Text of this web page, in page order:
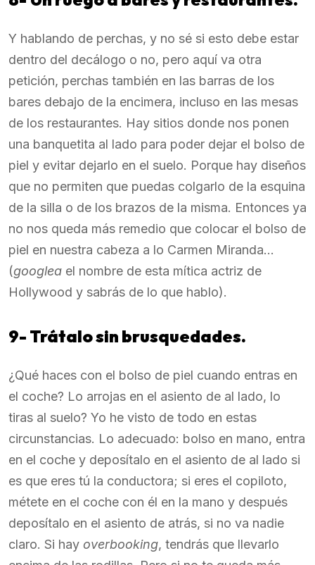
Y hablando de perchas, y no sé si esto debe estar
dentro del decálogo o no, pero aquí va otra
petición, perchas también en las barras de los
bares debajo de la encimera, incluso en las mesas
de los restaurantes. Hay sitios donde nos ponen
una banquetita al lado para poder dejar el bolso de
piel y evitar dejarlo en el suelo. Porque hay diseños
que no permiten que puedas colgarlo de la esquina
de la silla o de los brazos de la misma. Entonces ya
no nos queda más remedio que colocar el bolso de
piel en nuestra cabeza a lo Carmen Miranda…
(googlea el nombre de esta mítica actriz de
Hollywood y sabrás de lo que hablo).
9- Trátalo sin brusquedades.
¿Qué haces con el bolso de piel cuando entras en
el coche? Lo arrojas en el asiento de al lado, lo
tiras al suelo? Yo he visto de todo en estas
circunstancias. Lo adecuado: bolso en mano, entra
en el coche y deposítalo en el asiento de al lado si
es que eres tú la conductora; si eres el copiloto,
métete en el coche con él en la mano y después
deposítalo en el asiento de atrás, si no va nadie
claro. Si hay overbooking, tendrás que llevarlo